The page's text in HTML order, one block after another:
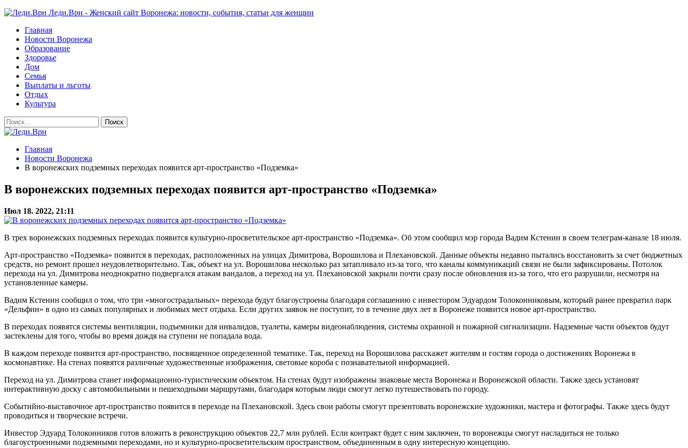
Леди.Врн - Женский сайт Воронежа: новости, события, статьи для женщин
Главная
Новости Воронежа
Образование
Здоровье
Дом
Семья
Выплаты и льготы
Отдых
Культура
Главная
Новости Воронежа
В воронежских подземных переходах появится арт-пространство «Подземка»
В воронежских подземных переходах появится арт-пространство «Подземка»
Июл 18. 2022, 21:11
В трех воронежских подземных переходах появится культурно-просветительское арт-пространство «Подземка». Об этом сообщил мэр города Вадим Кстенин в своем телеграм-канале 18 июля.
Арт-пространство «Подземка» появится в переходах, расположенных на улицах Димитрова, Ворошилова и Плехановской. Данные объекты недавно пытались восстановить за счет бюджетных
средств, но ремонт прошел неудовлетворительно. Так, объект на ул. Ворошилова несколько раз затапливало из-за того, что каналы коммуникаций связи не были зафиксированы. Потолок
перехода на ул. Димитрова неоднократно подвергался атакам вандалов, а переход на ул. Плехановской закрыли почти сразу после обновления из-за того, что его разрушили, несмотря на
установленные камеры.
Вадим Кстенин сообщил о том, что три «многострадальных» перехода будут благоустроены благодаря соглашению с инвестором Эдуардом Толоконниковым, который ранее превратил парк
«Дельфин» в одно из самых популярных и любимых мест отдыха. Если других заявок не поступит, то в течение двух лет в Воронеже появится новое арт-пространство.
В переходах появятся системы вентиляции, подъемники для инвалидов, туалеты, камеры видеонаблюдения, системы охранной и пожарной сигнализации. Надземные части объектов будут
застеклены для того, чтобы во время дождя на ступени не попадала вода.
В каждом переходе появится арт-пространство, посвященное определенной тематике. Так, переход на Ворошилова расскажет жителям и гостям города о достижениях Воронежа в
космонавтике. На стенах появятся различные художественные изображения, световые короба с познавательной информацией.
Переход на ул. Димитрова станет информационно-туристическим объектом. На стенах будут изображены знаковые места Воронежа и Воронежской области. Также здесь установят
интерактивную доску с автомобильными и пешеходными маршрутами, благодаря которым люди смогут легко путешествовать по городу.
Событийно-выставочное арт-пространство появится в переходе на Плехановской. Здесь свои работы смогут презентовать воронежские художники, мастера и фотографы. Также здесь будут
проводиться и творческие встречи.
Инвестор Эдуард Толоконников готов вложить в реконструкцию объектов 22,7 млн рублей. Если контракт будет с ним заключен, то воронежцы смогут насладиться не только
благоустроенными подземными переходами, но и культурно-просветительским пространством, объединенным в одну интересную концепцию.